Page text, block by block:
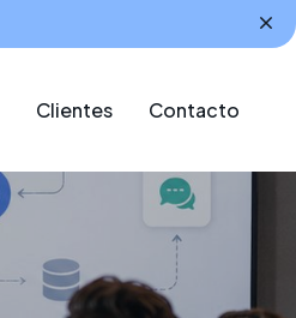
Clientes Contacto